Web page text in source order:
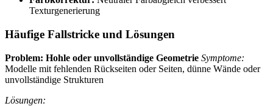
Texturgenerierung
Häufige Fallstricke und Lösungen
Problem: Hohle oder unvollständige Geometrie Symptome:
Modelle mit fehlenden Rückseiten oder Seiten, dünne Wände oder
unvollständige Strukturen
Lösungen: